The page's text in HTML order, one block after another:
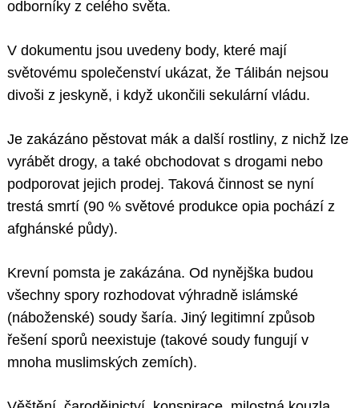
odborníky z celého světa.
V dokumentu jsou uvedeny body, které mají
světovému společenství ukázat, že Tálibán nejsou
divoši z jeskyně, i když ukončili sekulární vládu.
Je zakázáno pěstovat mák a další rostliny, z nichž lze
vyrábět drogy, a také obchodovat s drogami nebo
podporovat jejich prodej. Taková činnost se nyní
trestá smrtí (90 % světové produkce opia pochází z
afghánské půdy).
Krevní pomsta je zakázána. Od nynějška budou
všechny spory rozhodovat výhradně islámské
(náboženské) soudy šaría. Jiný legitimní způsob
řešení sporů neexistuje (takové soudy fungují v
mnoha muslimských zemích).